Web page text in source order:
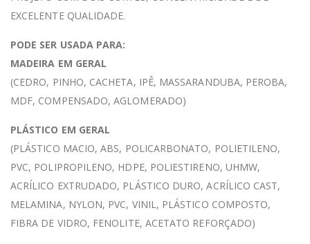
EXCELENTE QUALIDADE.
PODE SER USADA PARA:
MADEIRA EM GERAL
(CEDRO, PINHO, CACHETA, IPÊ, MASSARANDUBA, PEROBA,
MDF, COMPENSADO, AGLOMERADO)
PLÁSTICO EM GERAL
(PLÁSTICO MACIO, ABS, POLICARBONATO, POLIETILENO,
PVC, POLIPROPILENO, HDPE, POLIESTIRENO, UHMW,
ACRÍLICO EXTRUDADO, PLÁSTICO DURO, ACRÍLICO CAST,
MELAMINA, NYLON, PVC, VINIL, PLÁSTICO COMPOSTO,
FIBRA DE VIDRO, FENOLITE, ACETATO REFORÇADO)